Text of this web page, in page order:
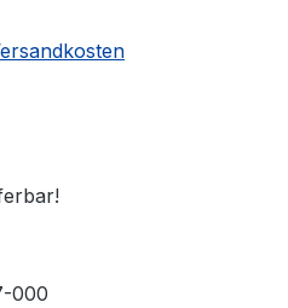
von 5 von 5 Sternen
000